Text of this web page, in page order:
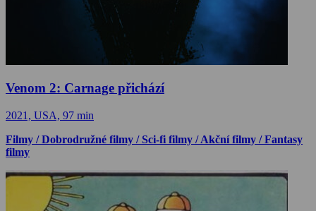
Venom 2: Carnage přichází
2021, USA, 97 min
Filmy / Dobrodružné filmy / Sci-fi filmy / Akční filmy / Fantasy
filmy